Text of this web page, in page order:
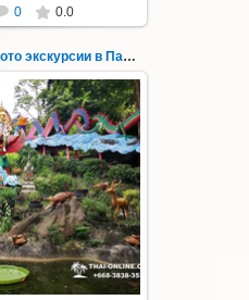
0 0.0
В Логово Дракона фото экскурсии в Паттайе 187
авторский
тур из
день - фото 187
в ...
Online